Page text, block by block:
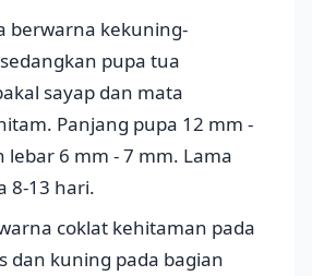
berwarna kekuning-
pupa tua
sayap dan mata
Panjang pupa 12 mm -
lebar 6 mm - 7 mm. Lama
8-13 hari.
coklat kehitaman pada
dan kuning pada bagian